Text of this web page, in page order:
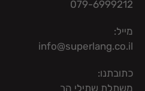
079-6999212
מייל:
info@superlang.co.il
כתובתנו:
משתלת שתילי הר